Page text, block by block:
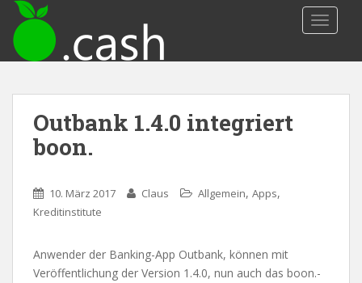
p
Outbank 1.4.0 integriert
boon.
10. März 2017 Claus Allgemein, Apps,
Kreditinstitute
Anwender der Banking-App Outbank, können mit
Veröffentlichung der Version 1.4.0, nun auch das boon.-